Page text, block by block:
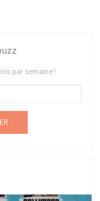
par semaine !